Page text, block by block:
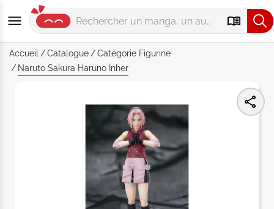
Accueil Catalogue Catégorie Figurine
Naruto Sakura Haruno Inher